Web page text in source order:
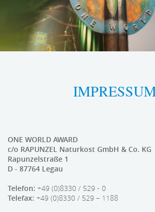
ONE WORLD AWARD
c/o RAPUNZEL Naturkost GmbH & Co. KG
Rapunzelstraße 1
D - 87764 Legau
Telefon: +49 (0)8330 / 529 - 0
Telefax: +49 (0)8330 / 529 – 1188